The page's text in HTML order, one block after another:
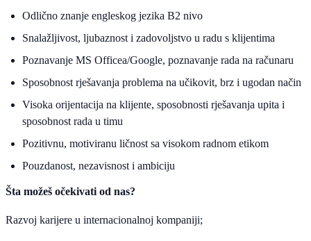
Odlično znanje engleskog jezika B2 nivo
Snalažljivost, ljubaznost i zadovoljstvo u radu s klijentima
Poznavanje MS Officea/Google, poznavanje rada na računaru
Sposobnost rješavanja problema na učikovit, brz i ugodan način
Visoka orijentacija na klijente, sposobnosti rješavanja upita i
sposobnost rada u timu
Pozitivnu, motiviranu ličnost sa visokom radnom etikom
Pouzdanost, nezavisnost i ambiciju
Šta možeš očekivati od nas?
Razvoj karijere u internacionalnoj kompaniji;